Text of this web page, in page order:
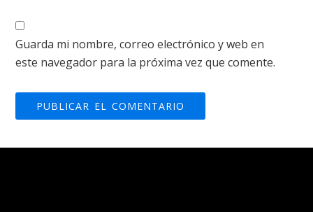
Guarda mi nombre, correo electrónico y web en
este navegador para la próxima vez que comente.